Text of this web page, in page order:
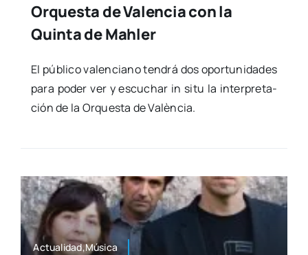
Orquesta de Valencia con la
Quinta de Mahler
El públi­co valen­ciano ten­drá dos opor­tu­ni­da­des
para poder ver y escu­char in situ la inter­pre­ta­
ción de la Orques­ta de Valèn­cia.
Actualidad,Música